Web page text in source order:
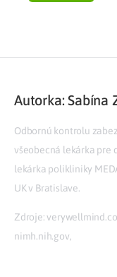
Autorka: Sabína
Odbornú kontrolu
všeobecná lekárka pre
lekárka polikliniky
UK v Bratislave.
Zdroje:
nimh.nih.gov,